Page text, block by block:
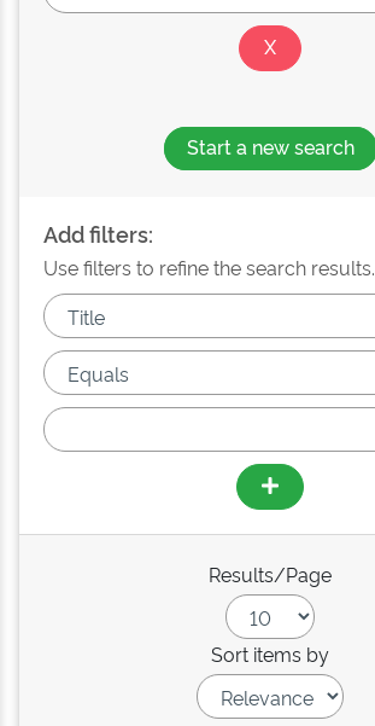
Start a new search
Add filters:
Use filters to refine the search results.
Results/Page
Sort items by